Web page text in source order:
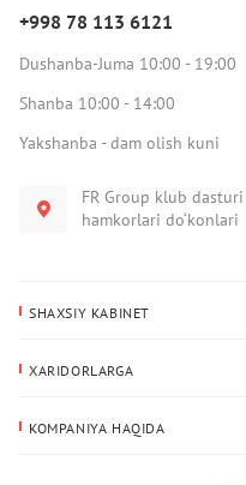
+998 78 113 6121
Dushanba-Juma 10:00 - 19:00
Shanba 10:00 - 14:00
Yakshanba - dam olish kuni
FR Group klub dasturi
hamkorlari do‘konlari
SHAXSIY KABINET
Yetkazib berish manzili
XARIDORLARGA
KOMPANIYA HAQIDA